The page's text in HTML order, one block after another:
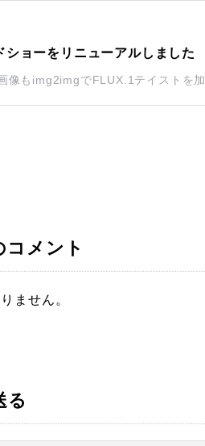
ショーをリニューアルしました
像もimg2imgでFLUX.1テイストを
コメント
ません。
る